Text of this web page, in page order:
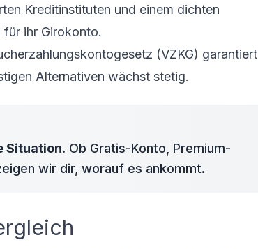
Kreditinstituten und einem dichten
für ihr Girokonto.
(VZKG) garantiert
Alternativen wächst stetig.
Situation. Ob Gratis-Konto , Premium-
wir dir, worauf es ankommt.